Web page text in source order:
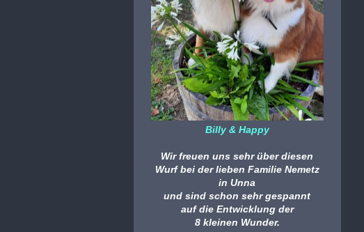
Billy & Happy
Wir freuen uns sehr über diesen
Wurfbei der lieben Familie Nemetz
in Unna
und sind schon sehr gespannt
auf die Entwicklung der
8 kleinen Wunder.